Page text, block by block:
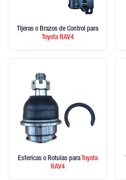
Tijeras o Brazos de Control para
ToyotaRAV4
Esfericas o Rotulas para Toyota
RAV4